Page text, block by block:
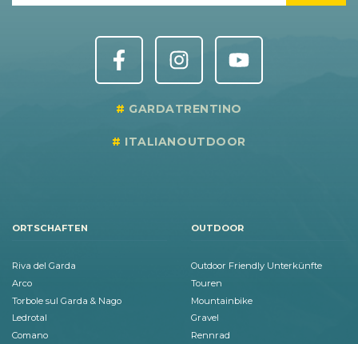
GARDATRENTINO
ITALIANOUTDOOR
ORTSCHAFTEN
Riva del Garda
Arco
Torbole sul Garda & Nago
Ledrotal
Comano
OUTDOOR
Outdoor Friendly Unterkünfte
Touren
Mountainbike
Gravel
Rennrad